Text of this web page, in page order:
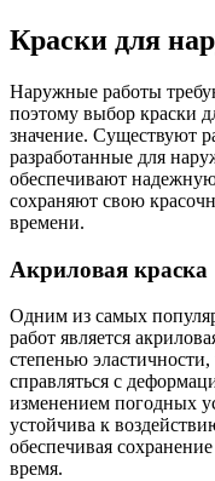
Краски для
Наружные работы
поэтому выбор краски
значение. Существуют
разработанные для
обеспечивают
сохраняют свою
времени.
Акриловая краска
Одним из самых
работ является
степенью
справляться с
изменением погодных
устойчива к
обеспечивая
время.